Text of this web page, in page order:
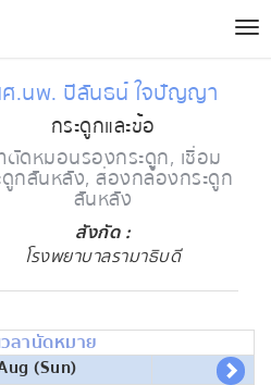
.นพ. ปิลันธน์ ใจปัญญา
กระดูกและข้อ
ตัดหมอนรองกระดูก, เชื่อม
ดูกสันหลัง, ส่องกล้องกระดูก
สันหลัง
สังกัด :
โรงพยาบาลรามาธิบดี
วลานัดหมาย
(Sun)